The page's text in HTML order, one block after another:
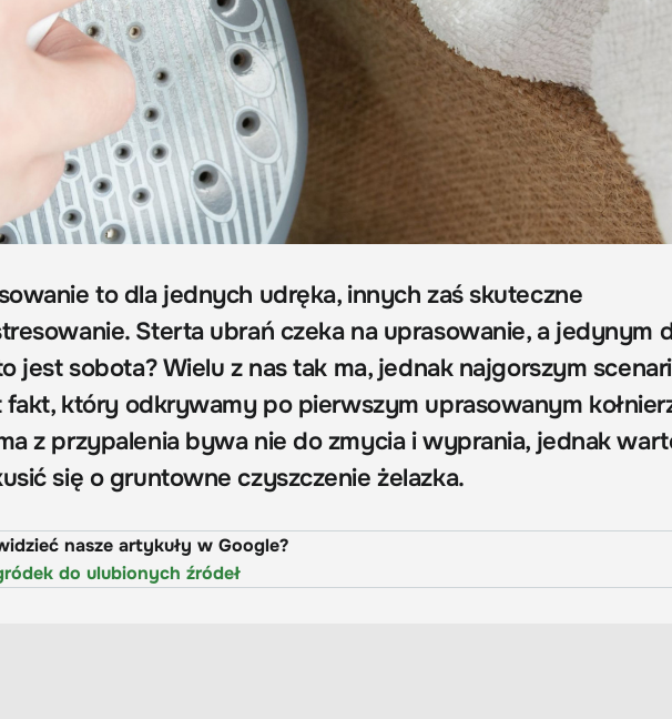
to dla jednych udręka, innych zaś skuteczne
Sterta ubrań czeka na uprasowanie, a jedynym
jest sobota? Wielu z nas tak ma, jednak najgorszym
fakt, który odkrywamy po pierwszym uprasowanym
z przypalenia bywa nie do zmycia i wyprania, jednak
się o gruntowne czyszczenie żelazka.
nasze artykuły w Google?
do ulubionych źródeł